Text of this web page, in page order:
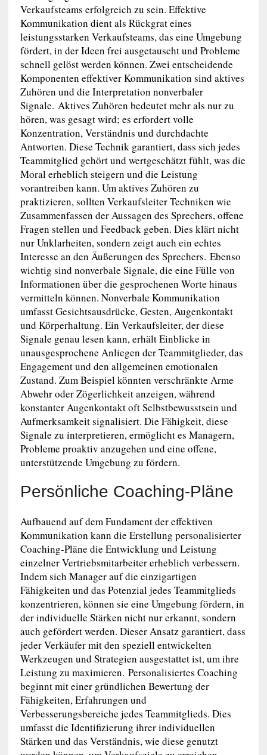
Verkaufsteams erfolgreich zu sein. Effektive
Kommunikation dient als Rückgrat eines
leistungsstarken Verkaufsteams, das eine Umgebung
fördert, in der Ideen frei ausgetauscht und Probleme
schnell gelöst werden können. Zwei entscheidende
Komponenten effektiver Kommunikation sind aktives
Zuhören und die Interpretation nonverbaler
Signale. Aktives Zuhören bedeutet mehr als nur zu
hören, was gesagt wird; es erfordert volle
Konzentration, Verständnis und durchdachte
Antworten. Diese Technik garantiert, dass sich jedes
Teammitglied gehört und wertgeschätzt fühlt, was die
Moral erheblich steigern und die Leistung
vorantreiben kann. Um aktives Zuhören zu
praktizieren, sollten Verkaufsleiter Techniken wie
Zusammenfassen der Aussagen des Sprechers, offene
Fragen stellen und Feedback geben. Dies klärt nicht
nur Unklarheiten, sondern zeigt auch ein echtes
Interesse an den Äußerungen des Sprechers. Ebenso
wichtig sind nonverbale Signale, die eine Fülle von
Informationen über die gesprochenen Worte hinaus
vermitteln können. Nonverbale Kommunikation
umfasst Gesichtsausdrücke, Gesten, Augenkontakt
und Körperhaltung. Ein Verkaufsleiter, der diese
Signale genau lesen kann, erhält Einblicke in
unausgesprochene Anliegen der Teammitglieder, das
Engagement und den allgemeinen emotionalen
Zustand. Zum Beispiel könnten verschränkte Arme
Abwehr oder Zögerlichkeit anzeigen, während
konstanter Augenkontakt oft Selbstbewusstsein und
Aufmerksamkeit signalisiert. Die Fähigkeit, diese
Signale zu interpretieren, ermöglicht es Managern,
Probleme proaktiv anzugehen und eine offene,
unterstützende Umgebung zu fördern.
Persönliche Coaching-Pläne
Aufbauend auf dem Fundament der effektiven
Kommunikation kann die Erstellung personalisierter
Coaching-Pläne die Entwicklung und Leistung
einzelner Vertriebsmitarbeiter erheblich verbessern.
Indem sich Manager auf die einzigartigen
Fähigkeiten und das Potenzial jedes Teammitglieds
konzentrieren, können sie eine Umgebung fördern, in
der individuelle Stärken nicht nur erkannt, sondern
auch gefördert werden. Dieser Ansatz garantiert, dass
jeder Verkäufer mit den speziell entwickelten
Werkzeugen und Strategien ausgestattet ist, um ihre
Leistung zu maximieren. Personalisiertes Coaching
beginnt mit einer gründlichen Bewertung der
Fähigkeiten, Erfahrungen und
Verbesserungsbereiche jedes Teammitglieds. Dies
umfasst die Identifizierung ihrer individuellen
Stärken und das Verständnis, wie diese genutzt